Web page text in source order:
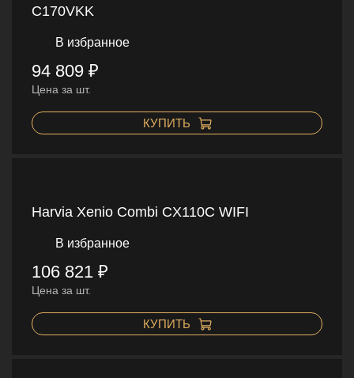
C170VKK
В избранное
94 809 ₽
Цена за шт.
КУПИТЬ
Harvia Xenio Combi CX110C WIFI
В избранное
106 821 ₽
Цена за шт.
КУПИТЬ